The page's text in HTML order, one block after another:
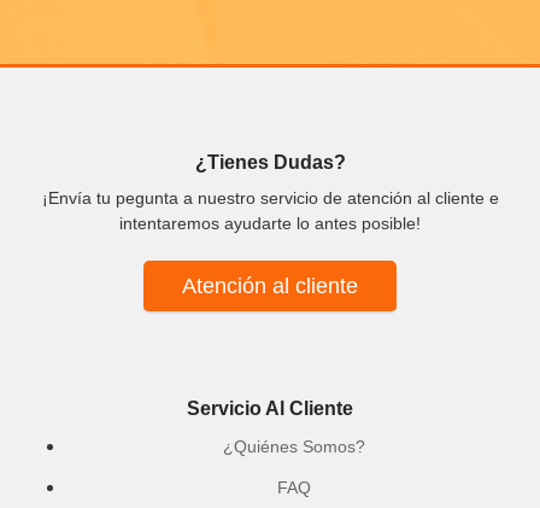
¿Tienes Dudas?
¡Envía tu pegunta a nuestro servicio de atención al cliente e
intentaremos ayudarte lo antes posible!
Atención al cliente
Servicio Al Cliente
¿Quiénes Somos?
FAQ